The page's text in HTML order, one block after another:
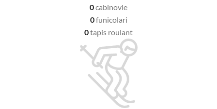
0cabinovie
0funicolari
0tapis roulant